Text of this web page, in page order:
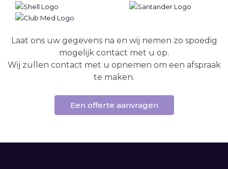
Laat ons uw gegevens na en wij nemen zo spoedig
mogelijk contact met u op.
Wij zullen contact met u opnemen om een afspraak
te maken.
Een offerte aanvragen